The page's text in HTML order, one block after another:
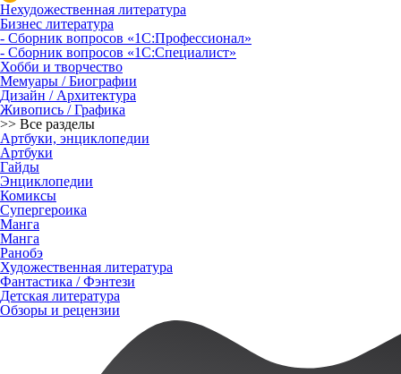
Нехудожественная литература
Бизнес литература
- Сборник вопросов «1С:Профессионал»
- Сборник вопросов «1С:Специалист»
Хобби и творчество
Мемуары / Биографии
Дизайн / Архитектура
Живопись / Графика
>> Все разделы
Артбуки, энциклопедии
Артбуки
Гайды
Энциклопедии
Комиксы
Супергероика
Манга
Манга
Ранобэ
Художественная литература
Фантастика / Фэнтези
Детская литература
Обзоры и рецензии